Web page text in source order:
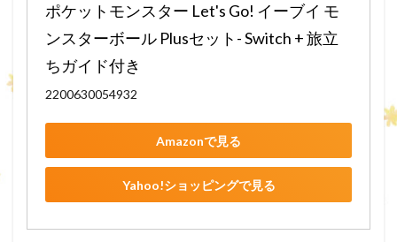
ポケットモンスター Let's Go! イーブイ モ
ンスターボール Plusセット- Switch + 旅立
ちガイド付き
2200630054932
Amazonで見る
Yahoo!ショッピングで見る